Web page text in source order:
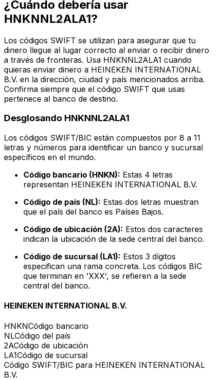
¿Cuándo debería usar
HNKNNL2ALA1?
Los códigos SWIFT se utilizan para asegurar que tu
dinero llegue al lugar correcto al enviar o recibir dinero
a través de fronteras. Usa HNKNNL2ALA1 cuando
quieras enviar dinero a HEINEKEN INTERNATIONAL
B.V. en la dirección, ciudad y país mencionados arriba.
Confirma siempre que el código SWIFT que usas
pertenece al banco de destino.
Desglosando HNKNNL2ALA1
Los códigos SWIFT/BIC están compuestos por 8 a 11
letras y números para identificar un banco y sucursal
específicos en el mundo.
Código bancario (HNKN): Estas 4 letras
representan HEINEKEN INTERNATIONAL B.V.
Código de país (NL): Estas dos letras muestran
que el país del banco es Países Bajos.
Código de ubicación (2A): Estos dos caracteres
indican la ubicación de la sede central del banco.
Código de sucursal (LA1): Estos 3 dígitos
especifican una rama concreta. Los códigos BIC
que terminan en 'XXX', se refieren a la sede
central del banco.
HEINEKEN INTERNATIONAL B.V.
HNKNCódigo bancario
NLCódigo del país
2ACódigo de ubicación
LA1Código de sucursal
Código SWIFT/BIC para HEINEKEN INTERNATIONAL
B.V.